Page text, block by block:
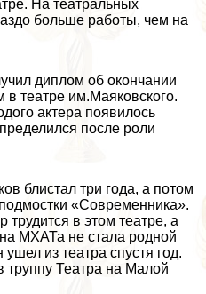
На театральных
больше работы, чем на
диплом об окончании
в театре им.Маяковского.
актера появилось
после роли
блистал три года, а потом
«Современника».
трудится в этом театре, а
МХАТа не стала родной
из театра спустя год.
труппу Театра на Малой